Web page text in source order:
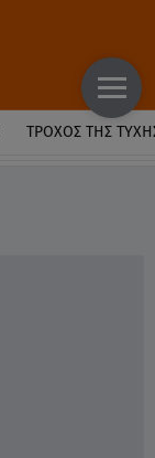
ΤΡΟΧΌΣ ΤΗΣ